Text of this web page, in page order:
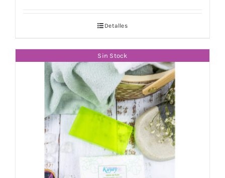
Detalles
Sin Stock